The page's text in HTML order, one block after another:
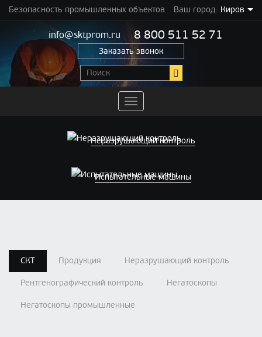
Безопасность промышленных объектов Ваш город: Киров
info@sktprom.ru 8 800 511 52 71
Заказать звонок
Переключить
навигацию
Неразрушающий контроль
Испытательные машины
СКТ Продукция Неразрушающий контроль
Рентгенографический контроль Негатоскопы
Негатоскопы промышленные